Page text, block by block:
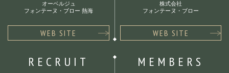
オーベルジュ
フォンテーヌ・ブロー 熱海
WEB SITE
株式会社
フォンテーヌ・ブロー
WEB SITE
RECRUIT MEMBERS